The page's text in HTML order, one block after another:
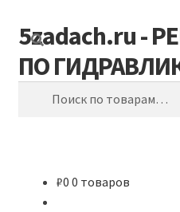
Перейти
к
навигации
Перейти
к
содержимому
5zadach.ru -
ПО
Поиск
₽0 0 товаров